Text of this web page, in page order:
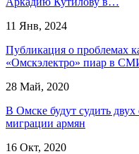
11 Янв, 2024
Публикация о проблемах
«Омскэлектро» пиар в
28 Май, 2020
В Омске будут судить двух
миграции армян
16 Окт, 2020